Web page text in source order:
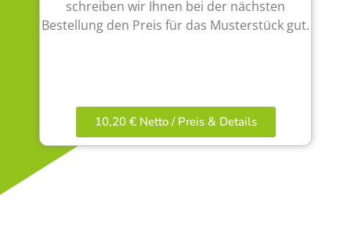
schreiben wir Ihnen bei der nächsten
Bestellung den Preis für das Musterstück gut.
10,20 € Netto / Preis & Details